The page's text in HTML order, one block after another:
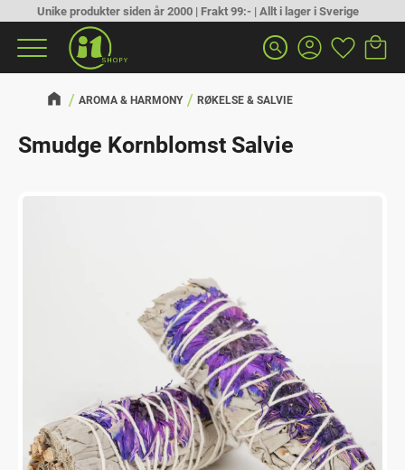
Meny
Unike produkter siden år 2000 | Frakt 99:- | Allt i lager i Sverige
search
AROMA & HARMONY RØKELSE & SALVIE
Smudge Kornblomst Salvie